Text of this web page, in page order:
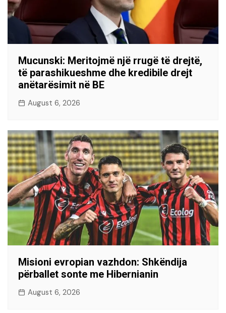
Mucunski: Meritojmë një rrugë të drejtë,
të parashikueshme dhe kredibile drejt
anëtarësimit në BE
August 6, 2026
Misioni evropian vazhdon: Shkëndija
përballet sonte me Hibernianin
August 6, 2026